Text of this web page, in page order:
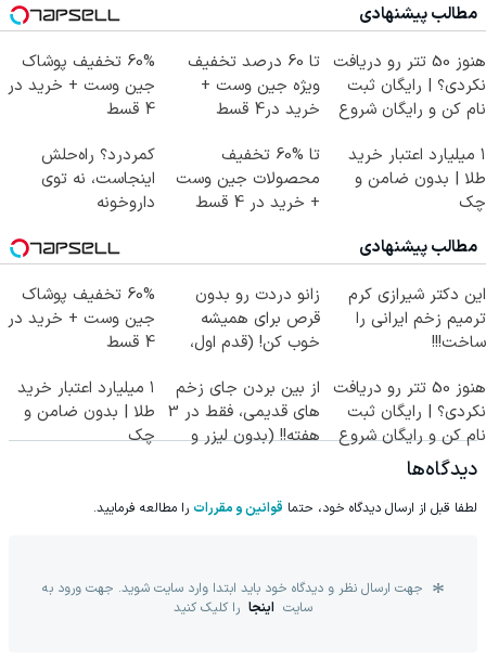
مطالب پیشنهادی
هنوز 50 تتر رو دریافت
نکردی؟ | رایگان ثبت
نام کن و رایگان شروع
تا 60 درصد تخفیف
ویژه جین وست +
خرید در4 قسط
60% تخفیف پوشاک
جین وست + خرید در
4 قسط
۱ میلیارد اعتبار خرید
طلا | بدون ضامن و
چک
تا %60 تخفیف
محصولات جین وست
+ خرید در 4 قسط
کمردرد؟ راه‌حلش
اینجاست، نه توی
داروخونه
مطالب پیشنهادی
این دکتر شیرازی کرم
ترمیم زخم ایرانی را
ساخت!!!
زانو دردت رو بدون
قرص برای همیشه
خوب کن! (قدم اول،
60% تخفیف پوشاک
جین وست + خرید در
4 قسط
هنوز 50 تتر رو دریافت
نکردی؟ | رایگان ثبت
نام کن و رایگان شروع
کن!
از بین بردن جای زخم
های قدیمی، فقط در 3
هفته!! (بدون لیزر و
۱ میلیارد اعتبار خرید
طلا | بدون ضامن و
چک
دیدگاه‌ها
لطفا قبل از ارسال دیدگاه خود، حتما قوانین و مقررات را مطالعه فرمایید.
جهت ارسال نظر و دیدگاه خود باید ابتدا وارد سایت شوید. جهت ورود به
سایت اینجا را کلیک کنید